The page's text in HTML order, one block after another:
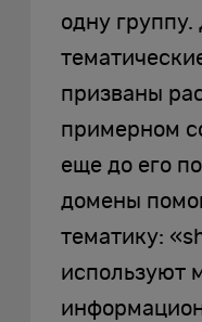
одну
призваны
примерном
еще до его
домены
тематику:
используют